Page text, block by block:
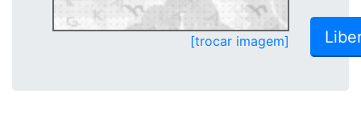
[trocar imagem]